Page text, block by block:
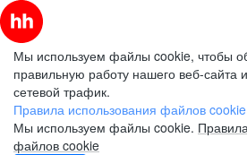
Мы используем файлы cookie, чтобы
правильную работу нашего веб-сайта
сетевой трафик.
Правила использования файлов cookie
Мы используем файлы cookie.
файлов cookie